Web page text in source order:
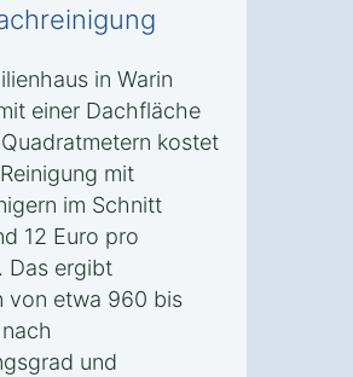
in Warin
einer Dachfläche
kostet
mit
im Schnitt
12 Euro pro
Das ergibt
von etwa 960 bis
und